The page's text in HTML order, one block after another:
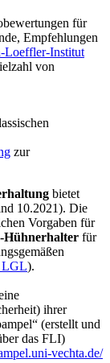
für
Empfehlungen
Loeffler-Institut
von
zur
bietet
10.2021). Die
Vorgaben für
Hühnerhalter für
LGL).
ihrer
(erstellt und
das FLI)
vechta.de/